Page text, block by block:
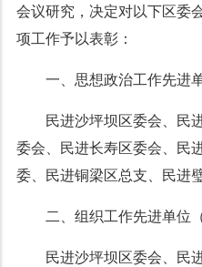
会议研究，决定对以下区委
项工作予以表彰：
一、思想政治工作先进
民进沙坪坝区委会、民
委会、民进长寿区委会、民
委、民进铜梁区总支、民进
二、组织工作先进单位（
民进沙坪坝区委会、民